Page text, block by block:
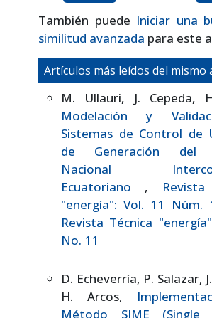
También puede Iniciar una
similitud avanzada para este
Artículos más leídos del mismo
M. Ullauri, J. Cepeda,
Modelación y
Sistemas de Control de
de Generación del
Nacional
Ecuatoriano ,
"energía": Vol. 11 Núm.
Revista Técnica
No. 11
D. Echeverría, P. Salazar,
H. Arcos,
Método SIME (Single